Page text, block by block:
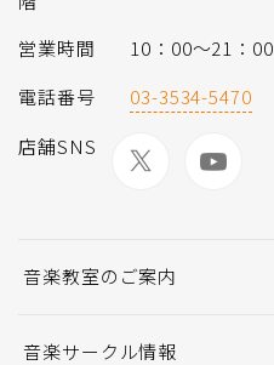
営業時間
10：00～21：00
電話番号
03-3534-5470
店舗SNS
音楽教室のご案内
音楽サークル情報